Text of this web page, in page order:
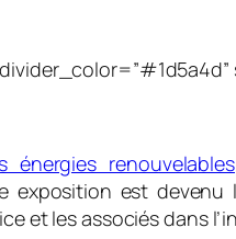
énergies renouvelables
exposition est devenu
et les associés dans